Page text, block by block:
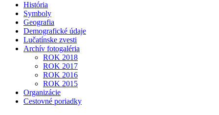
História
Symboly
Geografia
Demografické údaje
Lučatínske zvesti
Archív fotogaléria
ROK 2018
ROK 2017
ROK 2016
ROK 2015
Organizácie
Cestovné poriadky